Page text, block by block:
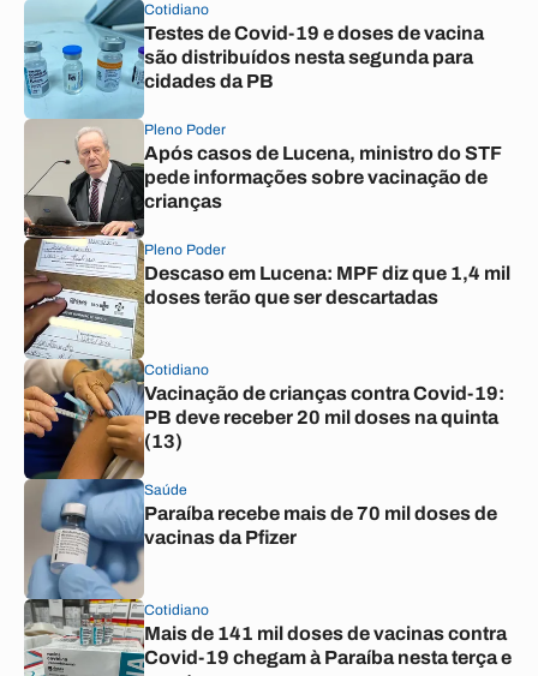
Cotidiano
Testes de Covid-19 e doses de vacina
são distribuídos nesta segunda para
cidades da PB
Pleno Poder
Após casos de Lucena, ministro do STF
pede informações sobre vacinação de
crianças
Pleno Poder
Descaso em Lucena: MPF diz que 1,4 mil
doses terão que ser descartadas
Cotidiano
Vacinação de crianças contra Covid-19:
PB deve receber 20 mil doses na quinta
(13)
Saúde
Paraíba recebe mais de 70 mil doses de
vacinas da Pfizer
Cotidiano
Mais de 141 mil doses de vacinas contra
Covid-19 chegam à Paraíba nesta terça e